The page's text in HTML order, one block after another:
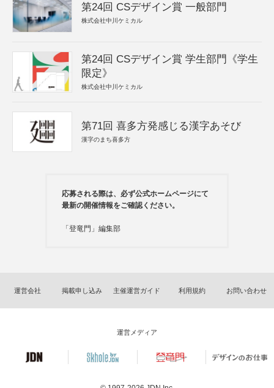
第24回 CSデザイン賞 一般部門
株式会社中川ケミカル
第24回 CSデザイン賞 学生部門《学生
限定》
株式会社中川ケミカル
第71回 喜多方発感じる漢字あそび
漢字のまち喜多方
応募される際は、必ず公式ホームページにて
最新の開催情報をご確認ください。
「登竜門」編集部
運営会社 掲載申し込み 主催運営ガイド 利用規約 お問い合わせ
運営メディア